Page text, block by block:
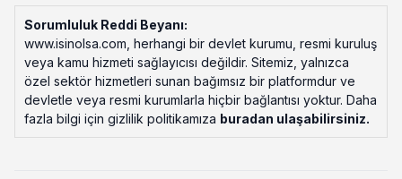
Sorumluluk Reddi Beyanı:
www.isinolsa.com, herhangi bir devlet kurumu, resmi kuruluş
veya kamu hizmeti sağlayıcısı değildir. Sitemiz, yalnızca
özel sektör hizmetleri sunan bağımsız bir platformdur ve
devletle veya resmi kurumlarla hiçbir bağlantısı yoktur. Daha
fazla bilgi için gizlilik politikamıza buradan ulaşabilirsiniz.